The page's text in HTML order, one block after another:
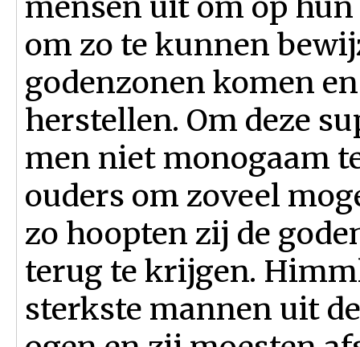
om zo te kunnen
godenzonen komen
herstellen. Om deze
men niet monogaam
ouders om zoveel
zo hoopten zij de
terug te krijgen.
sterkste mannen uit